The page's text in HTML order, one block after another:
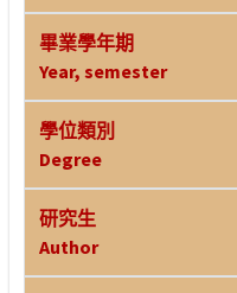
畢業學年期
Year, semester
學位類別
Degree
研究生
Author